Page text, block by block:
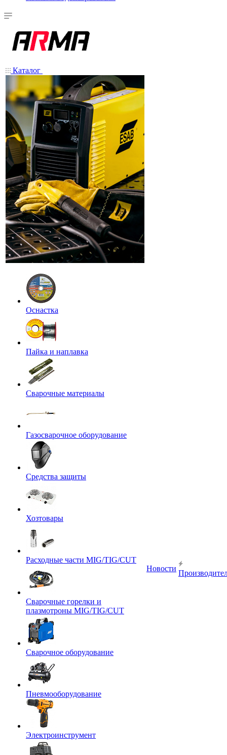
Каталог
Оснастка
Пайка и наплавка
Сварочные материалы
Газосварочное оборудование
Средства защиты
Хозтовары
Расходные части MIG/TIG/CUT
Сварочные горелки и
плазмотроны MIG/TIG/CUT
Сварочное оборудование
Пневмооборудование
Электроинструмент
Новости